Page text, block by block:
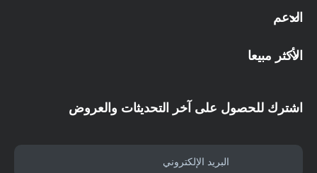
الدعم
الأكثر مبيعا
اشترك للحصول على آخر التحديثات والعروض